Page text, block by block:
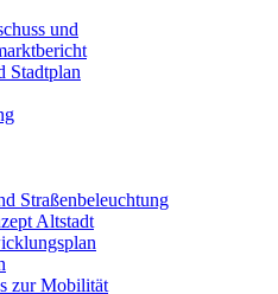
und
Stadtplan
Straßenbeleuchtung
Altstadt
zur Mobilität